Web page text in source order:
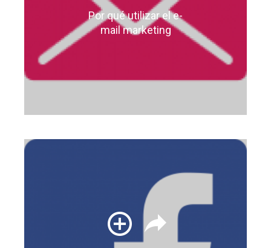
Por qué utilizar el e-
mail marketing